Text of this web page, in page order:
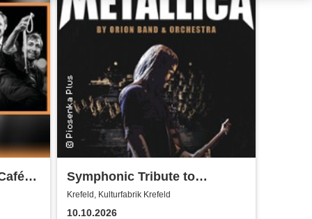
Symphonic Tribute to
Metallica
Krefeld, Kulturfabrik Krefeld
10.10.2026